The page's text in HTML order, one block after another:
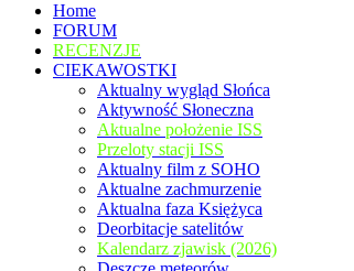
Home
FORUM
RECENZJE
CIEKAWOSTKI
Aktualny wygląd Słońca
Aktywność Słoneczna
Aktualne położenie ISS
Przeloty stacji ISS
Aktualny film z SOHO
Aktualne zachmurzenie
Aktualna faza Księżyca
Deorbitacje satelitów
Kalendarz zjawisk (2026)